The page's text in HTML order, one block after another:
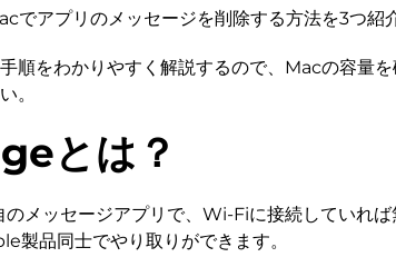
でアプリのメッセージを削除する方法を3つ紹
順をわかりやすく解説するので、Macの容量
。
とは？
メッセージアプリで、Wi-Fiに接続していれ
製品同士でやり取りができます。